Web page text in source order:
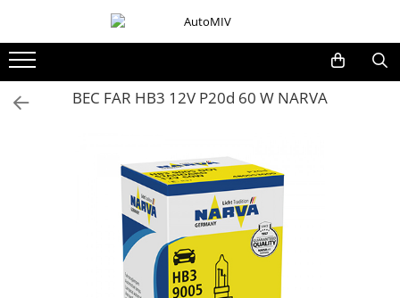
Oferta Saptamanii
Butoane Reglare Oglinzi
Butoane Blocare/Deblocare
BEC FAR HB3 12V P20d 60 W NARVA